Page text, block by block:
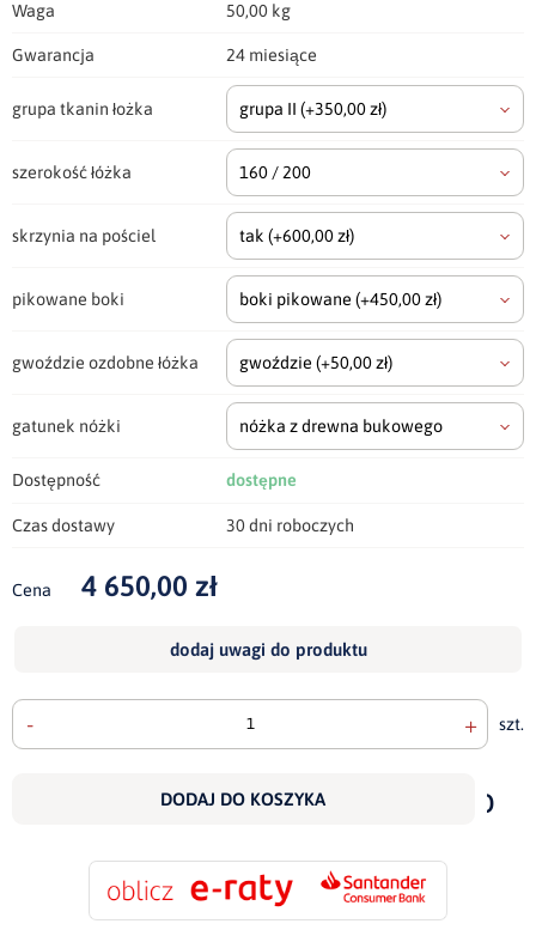
Waga 50,00 kg
Gwarancja 24 miesiące
grupa tkanin łożka grupa II (+350,00 zł)
szerokość łóżka 160 / 200
skrzynia na pościel tak (+600,00 zł)
pikowane boki boki pikowane (+450,00 zł)
gwoździe ozdobne łóżka gwoździe (+50,00 zł)
gatunek nóżki nóżka z drewna bukowego
Dostępność dostępne
Czas dostawy 30 dni roboczych
Cena 4 650,00 zł
dodaj uwagi do produktu
- + szt.
DODAJ DO KOSZYKA
do